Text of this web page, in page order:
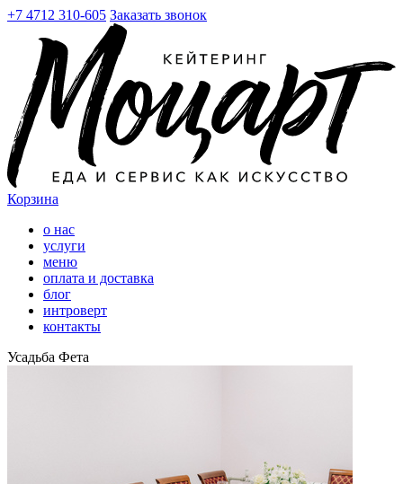
+7 4712 310-605 Заказать звонок
Корзина
о нас
услуги
меню
оплата и доставка
блог
интроверт
контакты
Усадьба Фета